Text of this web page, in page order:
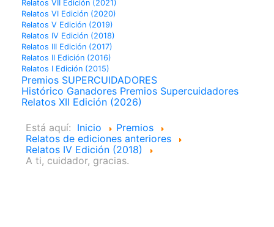
Relatos VII Edición (2021)
Relatos VI Edición (2020)
Relatos V Edición (2019)
Relatos IV Edición (2018)
Relatos III Edición (2017)
Relatos II Edición (2016)
Relatos I Edición (2015)
Premios SUPERCUIDADORES
Histórico Ganadores Premios Supercuidadores
Relatos XII Edición (2026)
Está aquí: Inicio
Premios
Relatos de ediciones anteriores
Relatos IV Edición (2018)
A ti, cuidador, gracias.